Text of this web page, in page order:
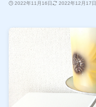
2022年11月16日 2022年12月17日